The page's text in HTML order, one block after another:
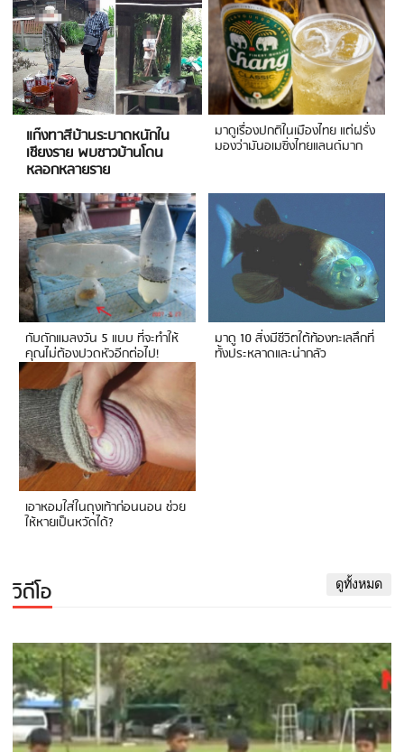
แก๊งทาสีบ้านระบาดหนักใน
เชียงราย พบชาวบ้านโดน
หลอกหลายราย
มาดูเรื่องปกติในเมืองไทย แต่ฝรั่ง
มองว่ามันอเมซิ่งไทยแลนด์มาก
กับดักแมลงวัน 5 แบบ ที่จะทำให้
คุณไม่ต้องปวดหัวอีกต่อไป!
มาดู 10 สิ่งมีชีวิตใต้ท้องทะเลลึกที่
ทั้งประหลาดและน่ากลัว
เอาหอมใส่ในถุงเท้าก่อนนอน ช่วย
ให้หายเป็นหวัดได้?
วิดีโอ ดูทั้งหมด